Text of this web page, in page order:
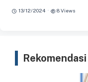
13/12/2024 · 8 Views
Rekomendasi